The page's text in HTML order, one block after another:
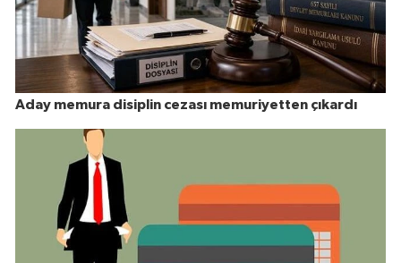
Aday memura disiplin cezası memuriyetten çıkardı